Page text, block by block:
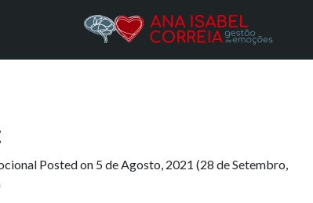
Posted on 5 de Agosto, 2021 (28 de Setembro,